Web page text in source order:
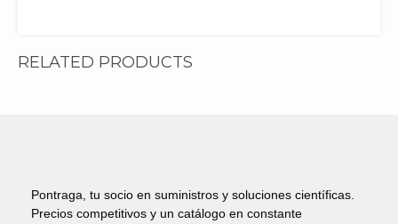
RELATED PRODUCTS
Pontraga, tu socio en suministros y soluciones científicas.
Precios competitivos y un catálogo en constante